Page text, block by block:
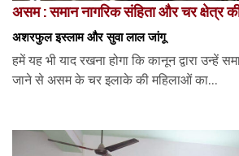
असम : समान नागरिक संहिता और चर क्षेत्र
अशरफुल इस्लाम और सुवा लाल जांगू
हमें यह भी याद रखना होगा कि कानून द्वारा उन्हें
जाने से असम के चर इलाके की महिलाओं का...